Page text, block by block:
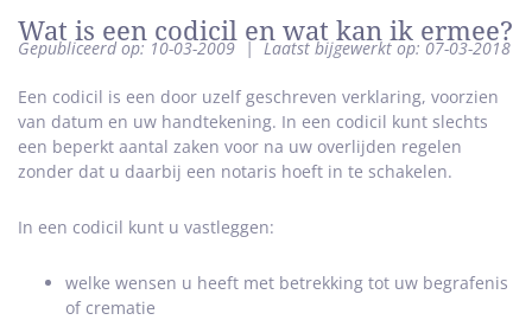
Wat is een codicil en wat kan ik ermee?
Gepubliceerd op: 10-03-2009 |Laatst bijgewerkt op: 07-03-2018
Een codicil is een door uzelf geschreven verklaring, voorzien
van datum en uw handtekening. In een codicil kunt slechts
een beperkt aantal zaken voor na uw overlijden regelen
zonder dat u daarbij een notaris hoeft in te schakelen.
In een codicil kunt u vastleggen:
welke wensen u heeft met betrekking tot uw begrafenis
of crematie